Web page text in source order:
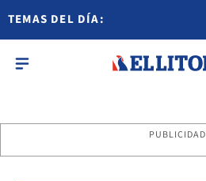
TEMAS DEL DÍA:
PUBLICIDAD